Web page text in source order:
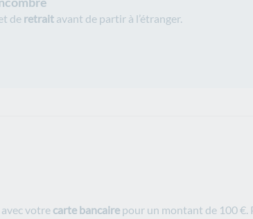
de retrait avant de partir à l’étranger.
votre carte bancaire pour un montant de 100 €.